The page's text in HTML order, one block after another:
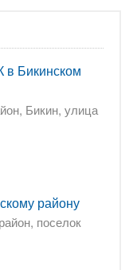
Бикинском
Бикин, улица
району
поселок